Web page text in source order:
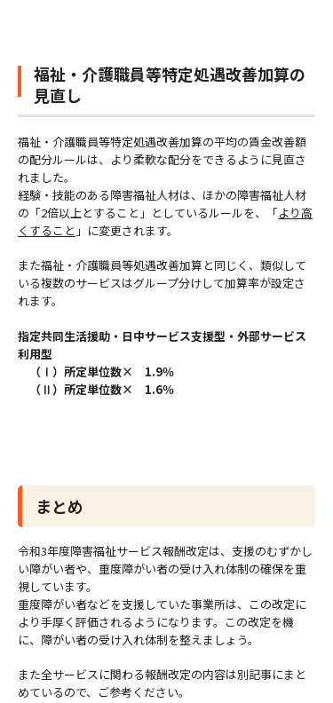
福祉・介護職員等特定処遇改善加算の
見直し
福祉・介護職員等特定処遇改善加算の平均の賃金改善額
の配分ルールは、より柔軟な配分をできるように見直さ
れました。
経験・技能のある障害福祉人材は、ほかの障害福祉人材
の「2倍以上とすること」としているルールを、「より高
くすること 」に変更されます。
また福祉・介護職員等処遇改善加算と同じく、類似して
いる複数のサービスはグループ分けして加算率が設定さ
れます。
指定共同生活援助・日中サービス支援型・外部サービス
利用型
（Ⅰ）所定単位数× 1.9％
（Ⅱ）所定単位数× 1.6％
まとめ
令和3年度障害福祉サービス報酬改定は、支援のむずかし
い障がい者や、重度障がい者の受け入れ体制の確保を重
視しています。
重度障がい者などを支援していた事業所は、この改定に
より手厚く評価されるようになります。この改定を機
に、障がい者の受け入れ体制を整えましょう。
また全サービスに関わる報酬改定の内容は別記事にまと
めているので、ご参考ください。